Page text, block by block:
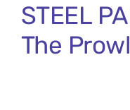
STEEL
The